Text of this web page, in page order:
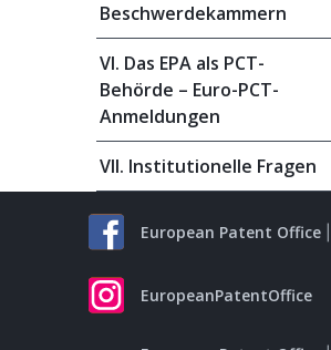
Beschwerdekammern
VI. Das EPA als PCT-
Behörde – Euro-PCT-
Anmeldungen
VII. Institutionelle Fragen
European Patent Office
EuropeanPatentOffice